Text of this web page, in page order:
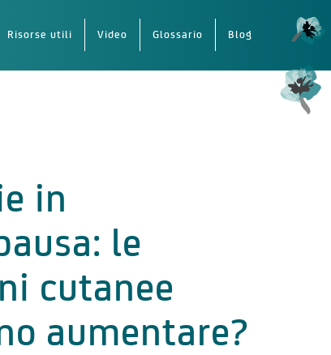
Risorse utili Video Glossario Blog
in
le
cutanee
aumentare?